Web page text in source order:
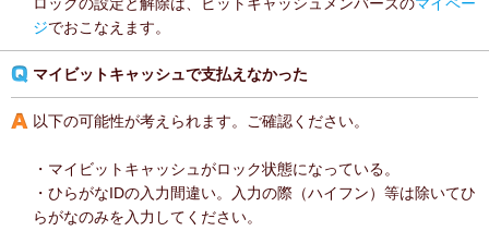
ジでおこなえます。
マイビットキャッシュで支払えなかった
以下の可能性が考えられます。ご確認ください。
・マイビットキャッシュがロック状態になっている。
・ひらがなIDの入力間違い。入力の際（ハイフン）等は除いてひ
らがなのみを入力してください。